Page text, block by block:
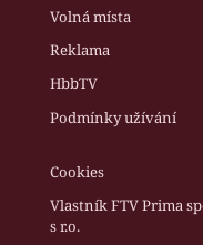
Volná místa
Reklama
HbbTV
Podmínky užívání
Cookies
Vlastník FTV Prima
s r.o.